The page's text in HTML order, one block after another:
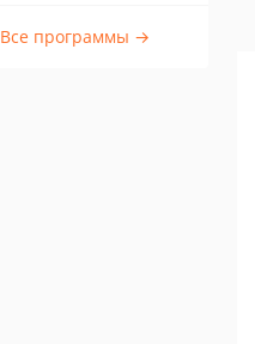
Все программы →